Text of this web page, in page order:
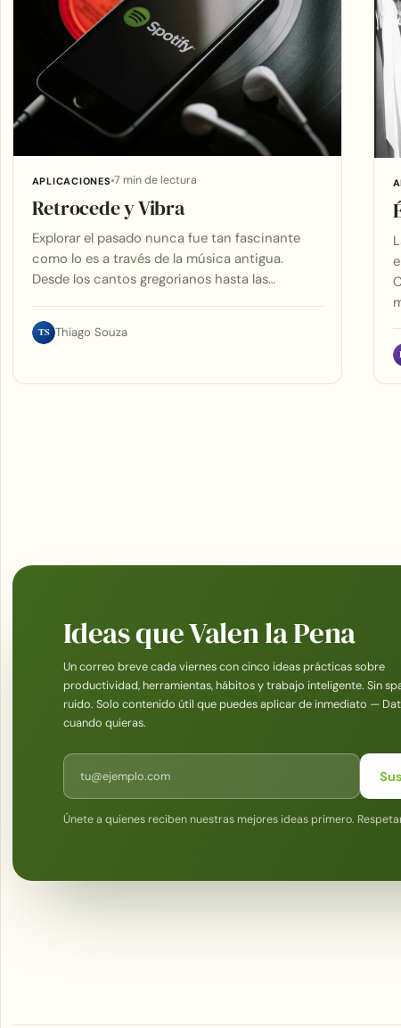
APLICACIONES 7 min de lectura
Retrocede y Vibra
Explorar el pasado nunca fue tan fascinante
como lo es a través de la música antigua.
Desde los cantos gregorianos hasta las…
TS Thiago Souza
Ideas que Valen la Pena
Un correo breve cada viernes con cinco ideas prácticas sobre
productividad, herramientas, hábitos y trabajo inteligente. Sin
ruido. Solo contenido útil que puedes aplicar de inmediato —
cuando quieras.
Correo electrónico
Únete a quienes reciben nuestras mejores ideas primero.